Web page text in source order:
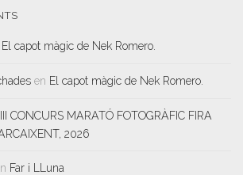
El capot màgic de Nek Romero.
en El capot màgic de Nek Romero.
CONCURS MARATÓ FOTOGRÀFIC FIRA
2026
Far i LLuna